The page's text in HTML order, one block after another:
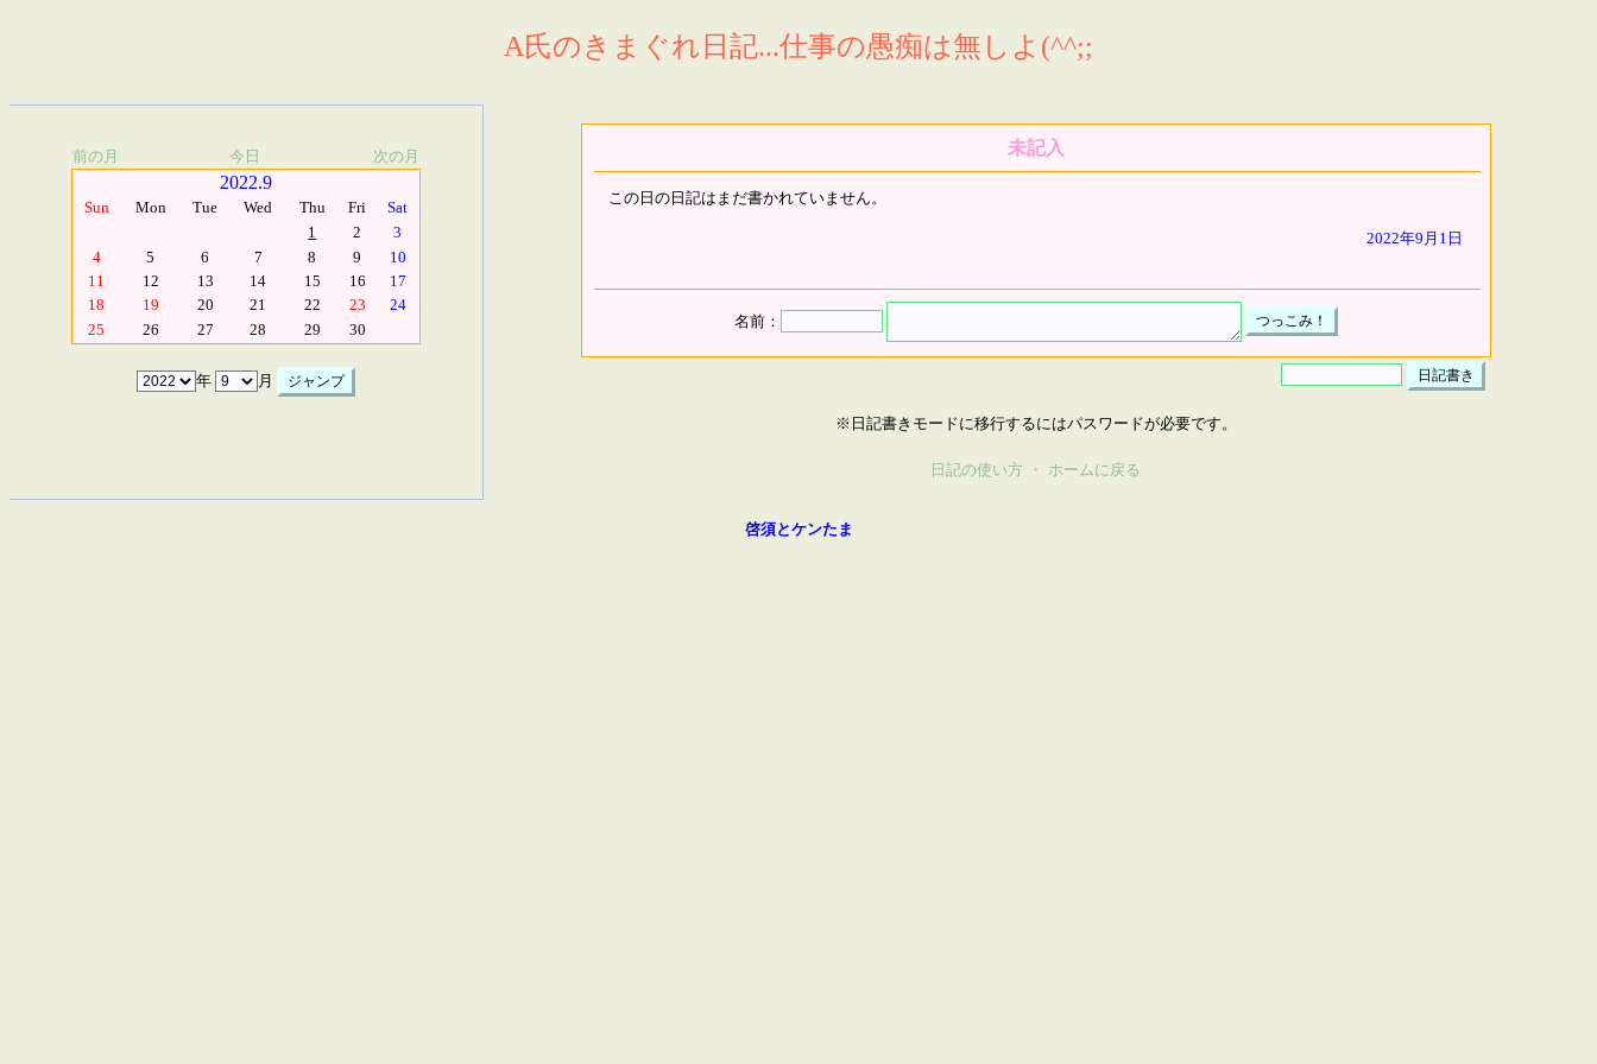
A氏のきまぐれ日記...仕事の愚痴は無しよ(^^;;
前の月 今日 次の月
2022.9
Sun Mon Tue Wed Thu Fri
Sat
1
2
3
4
5 6 7 8 9
10
11
12 13 14 15 16
17
18
19 20 21 22 23
24
25
26 27 28 29 30
年 月
未記入
この日の日記はまだ書かれていません。
2022年9月1日
名前：
※日記書きモードに移行するにはパスワードが必要です。
日記の使い方 ・ ホームに戻る
啓須とケンたま